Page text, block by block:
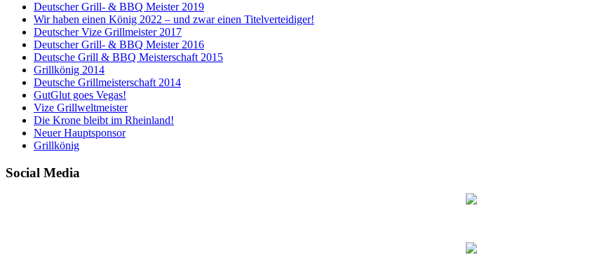
Deutscher Grill- & BBQ Meister 2019
Wir haben einen König 2022 – und zwar einen Titelverteidiger!
Deutscher Vize Grillmeister 2017
Deutscher Grill- & BBQ Meister 2016
Deutsche Grill & BBQ Meisterschaft 2015
Grillkönig 2014
Deutsche Grillmeisterschaft 2014
GutGlut goes Vegas!
Vize Grillweltmeister
Die Krone bleibt im Rheinland!
Neuer Hauptsponsor
Grillkönig
Social Media